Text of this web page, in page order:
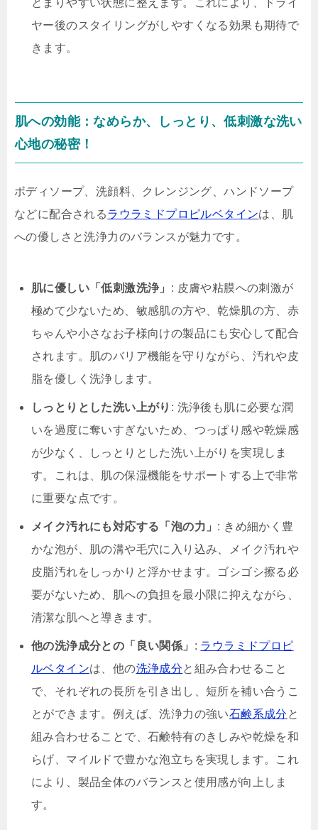
とまりやすい状態に整えます。これにより、ドライ
ヤー後のスタイリングがしやすくなる効果も期待で
きます。
肌への効能：なめらか、しっとり、低刺激な洗い
心地の秘密！
ボディソープ、洗顔料、クレンジング、ハンドソープ
などに配合されるラウラミドプロピルベタインは、肌
への優しさと洗浄力のバランスが魅力です。
肌に優しい「低刺激洗浄」 : 皮膚や粘膜への刺激が
極めて少ないため、敏感肌の方や、乾燥肌の方、赤
ちゃんや小さなお子様向けの製品にも安心して配合
されます。肌のバリア機能を守りながら、汚れや皮
脂を優しく洗浄します。
しっとりとした洗い上がり : 洗浄後も肌に必要な潤
いを過度に奪いすぎないため、つっぱり感や乾燥感
が少なく、しっとりとした洗い上がりを実現しま
す。これは、肌の保湿機能をサポートする上で非常
に重要な点です。
メイク汚れにも対応する「泡の力」 : きめ細かく豊
かな泡が、肌の溝や毛穴に入り込み、メイク汚れや
皮脂汚れをしっかりと浮かせます。ゴシゴシ擦る必
要がないため、肌への負担を最小限に抑えながら、
清潔な肌へと導きます。
他の洗浄成分との「良い関係」 : ラウラミドプロピ
ルベタインは、他の洗浄成分と組み合わせること
で、それぞれの長所を引き出し、短所を補い合うこ
とができます。例えば、洗浄力の強い石鹸系成分 と
組み合わせることで、石鹸特有のきしみや乾燥を和
らげ、マイルドで豊かな泡立ちを実現します。これ
により、製品全体のバランスと使用感が向上しま
す。